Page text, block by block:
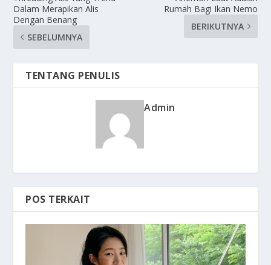
Dalam Merapikan Alis
Dengan Benang
SEBELUMNYA
Rumah Bagi Ikan Nemo
BERIKUTNYA
TENTANG PENULIS
Admin
POS TERKAIT